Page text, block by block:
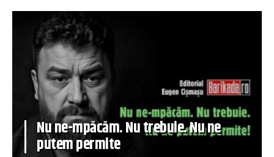
Nu ne-mpăcăm. Nu trebuie. Nu ne
putem permite